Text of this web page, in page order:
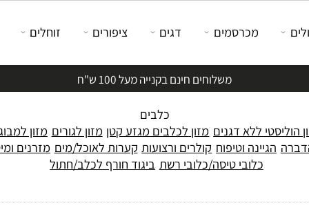
משלוחים חינם בקנייה מעל 100 ש"ח
מכרסמים דגים ציפורים זוחלים
כלבים
ללא דגנים מזון לכלבים מגזע קטן מזון לגורים מזון
הגיינה וטיפוח קולרים ורצועות קערות לאוכל/מים מזרנים
כלובי טיסה/כלובי רשת ביגוד חורף לכלב/חתול